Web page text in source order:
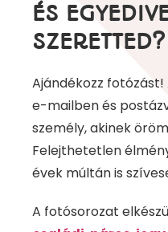
ÉS
SZERETTED?
Ajándékozz
e-mailben és
személy, akinek
Felejthetetlen
évek múltán is
A fotósorozat